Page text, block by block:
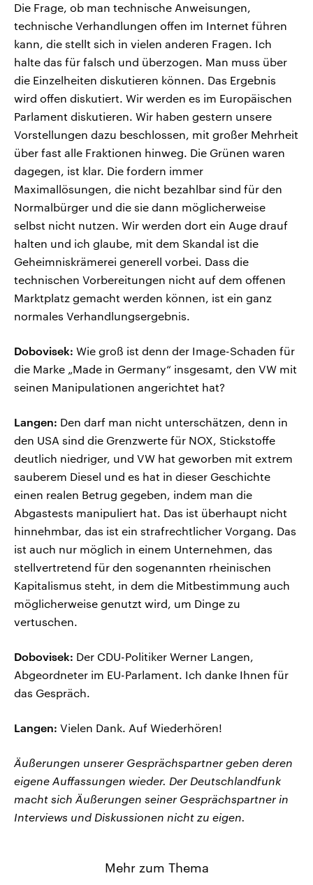
Die Frage, ob man technische Anweisungen,
technische Verhandlungen offen im Internet führen
kann, die stellt sich in vielen anderen Fragen. Ich
halte das für falsch und überzogen. Man muss über
die Einzelheiten diskutieren können. Das Ergebnis
wird offen diskutiert. Wir werden es im Europäischen
Parlament diskutieren. Wir haben gestern unsere
Vorstellungen dazu beschlossen, mit großer Mehrheit
über fast alle Fraktionen hinweg. Die Grünen waren
dagegen, ist klar. Die fordern immer
Maximallösungen, die nicht bezahlbar sind für den
Normalbürger und die sie dann möglicherweise
selbst nicht nutzen. Wir werden dort ein Auge drauf
halten und ich glaube, mit dem Skandal ist die
Geheimniskrämerei generell vorbei. Dass die
technischen Vorbereitungen nicht auf dem offenen
Marktplatz gemacht werden können, ist ein ganz
normales Verhandlungsergebnis.
Dobovisek: Wie groß ist denn der Image-Schaden für
die Marke „Made in Germany“ insgesamt, den VW mit
seinen Manipulationen angerichtet hat?
Langen: Den darf man nicht unterschätzen, denn in
den USA sind die Grenzwerte für NOX, Stickstoffe
deutlich niedriger, und VW hat geworben mit extrem
sauberem Diesel und es hat in dieser Geschichte
einen realen Betrug gegeben, indem man die
Abgastests manipuliert hat. Das ist überhaupt nicht
hinnehmbar, das ist ein strafrechtlicher Vorgang. Das
ist auch nur möglich in einem Unternehmen, das
stellvertretend für den sogenannten rheinischen
Kapitalismus steht, in dem die Mitbestimmung auch
möglicherweise genutzt wird, um Dinge zu
vertuschen.
Dobovisek: Der CDU-Politiker Werner Langen,
Abgeordneter im EU-Parlament. Ich danke Ihnen für
das Gespräch.
Langen: Vielen Dank. Auf Wiederhören!
Äußerungen unserer Gesprächspartner geben deren
eigene Auffassungen wieder. Der Deutschlandfunk
macht sich Äußerungen seiner Gesprächspartner in
Interviews und Diskussionen nicht zu eigen.
Mehr zum Thema